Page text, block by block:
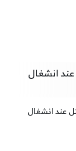
انشغال
عند انشغال